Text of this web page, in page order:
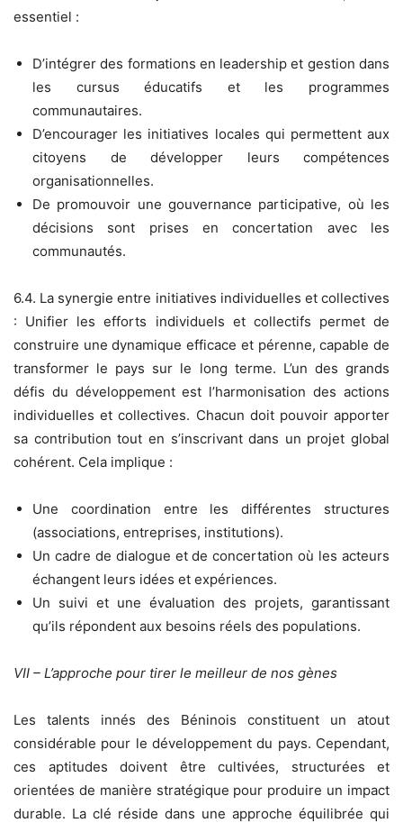
essentiel :
D’intégrer des formations en leadership et gestion dans
les cursus éducatifs et les programmes
communautaires.
D’encourager les initiatives locales qui permettent aux
citoyens de développer leurs compétences
organisationnelles.
De promouvoir une gouvernance participative, où les
décisions sont prises en concertation avec les
communautés.
6.4. La synergie entre initiatives individuelles et collectives
: Unifier les efforts individuels et collectifs permet de
construire une dynamique efficace et pérenne, capable de
transformer le pays sur le long terme. L’un des grands
défis du développement est l’harmonisation des actions
individuelles et collectives. Chacun doit pouvoir apporter
sa contribution tout en s’inscrivant dans un projet global
cohérent. Cela implique :
Une coordination entre les différentes structures
(associations, entreprises, institutions).
Un cadre de dialogue et de concertation où les acteurs
échangent leurs idées et expériences.
Un suivi et une évaluation des projets, garantissant
qu’ils répondent aux besoins réels des populations.
VII – L’approche pour tirer le meilleur de nos gènes
Les talents innés des Béninois constituent un atout
considérable pour le développement du pays. Cependant,
ces aptitudes doivent être cultivées, structurées et
orientées de manière stratégique pour produire un impact
durable. La clé réside dans une approche équilibrée qui